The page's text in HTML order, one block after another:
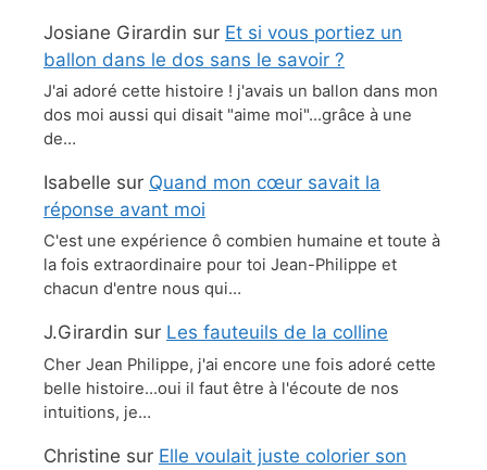
Josiane Girardin sur Et si vous portiez un
ballon dans le dos sans le savoir ?
J'ai adoré cette histoire ! j'avais un ballon dans mon
dos moi aussi qui disait "aime moi"...grâce à une
de…
Isabelle sur Quand mon cœur savait la
réponse avant moi
C'est une expérience ô combien humaine et toute à
la fois extraordinaire pour toi Jean-Philippe et
chacun d'entre nous qui…
J.Girardin sur Les fauteuils de la colline
Cher Jean Philippe, j'ai encore une fois adoré cette
belle histoire...oui il faut être à l'écoute de nos
intuitions, je…
Christine sur Elle voulait juste colorier son